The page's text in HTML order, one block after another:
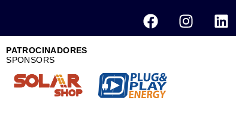
PATROCINADORES
SPONSORS